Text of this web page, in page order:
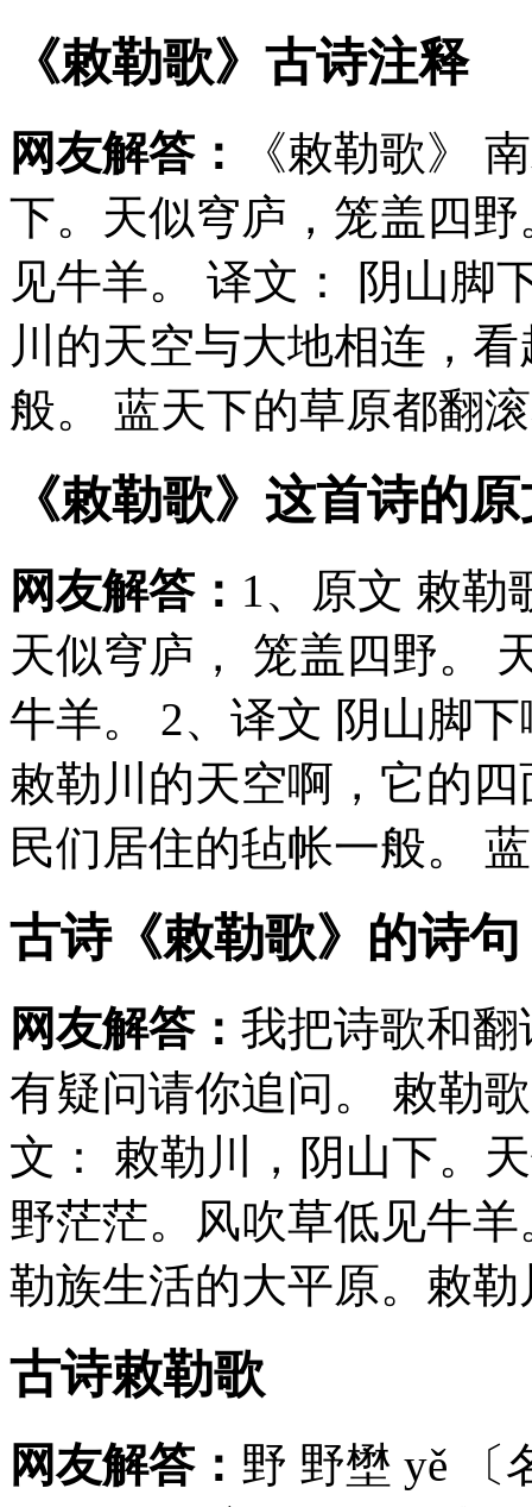
《敕勒歌》古诗注释
网友解答：
《敕勒歌》
下。天似穹庐，笼盖四
见牛羊。 译文： 阴山脚
川的天空与大地相连，
般。 蓝天下的草原都翻
《敕勒歌》这首诗的
网友解答： 1、原文 敕勒
天似穹庐， 笼盖四野。
牛羊。 2、译文 阴山脚
敕勒川的天空啊，它的
民们居住的毡帐一般。
古诗《敕勒歌》的诗句
网友解答： 我把诗歌和
有疑问请你追问。 敕勒
文： 敕勒川，阴山下。
野茫茫。风吹草低见牛
勒族生活的大平原。敕
古诗敕勒歌
网友解答： 野 野壄 yě 〔